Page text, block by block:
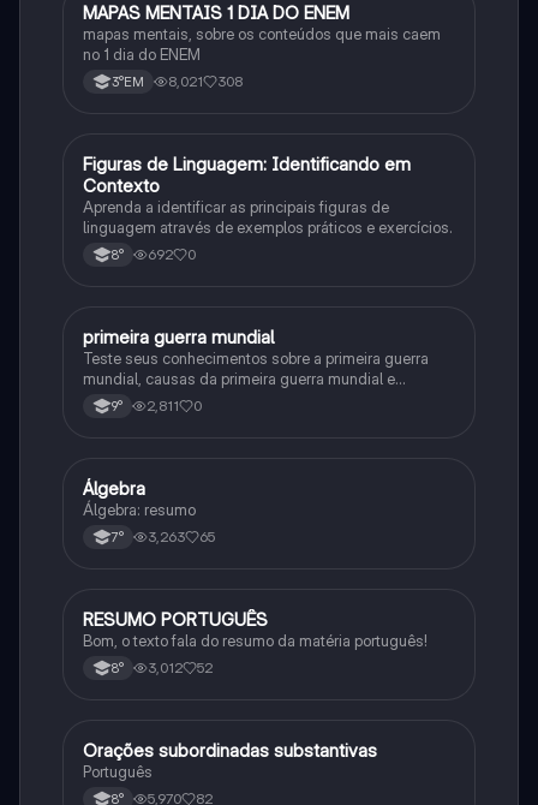
Português
MAPAS MENTAIS 1 DIA DO ENEM
mapas mentais, sobre os conteúdos que mais caem
no 1 dia do ENEM
3°EM 8,021 308
FPortuguês
Figuras de Linguagem: Identificando em
Contexto
Aprenda a identificar as principais figuras de
linguagem através de exemplos práticos e exercícios.
8° 692 0
História
primeira guerra mundial
Teste seus conhecimentos sobre a primeira guerra
mundial, causas da primeira guerra mundial e
consequências da Primeira Guerra Mundial, fases da
primeira guerra mundial
9° 2,811 0
Matematica
Álgebra
Álgebra: resumo
7° 3,263 65
Português
RESUMO PORTUGUÊS
Bom, o texto fala do resumo da matéria português!
8° 3,012 52
Português
Orações subordinadas substantivas
Português
8° 5,970 82